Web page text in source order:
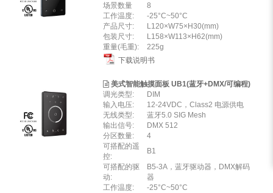
场景数量
8
工作温度:
-25°C~50°C
产品尺寸:
L120×W75×H30(mm)
包装尺寸:
L158×W113×H62(mm)
重量(毛重):
225g
下载说明书
美式智能触摸面板 UB1(蓝牙+DMX/可编程)
调光类型:
DIM
输入电压:
12-24VDC，Class2 电源供电
无线类型:
蓝牙5.0 SIG Mesh
输出信号:
DMX 512
分区数量:
4
可搭配的遥
控:
B1
可搭配的驱
动:
B5-3A，蓝牙驱动器，DMX解码
器
工作温度:
-25°C~50°C